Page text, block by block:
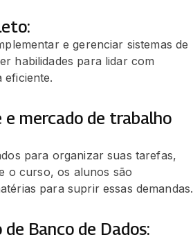
e gerenciar sistemas de
habilidades para lidar com
eficiente.
mercado de trabalho
para organizar suas tarefas,
o curso, os alunos são
para suprir essas demandas.
Banco de Dados: